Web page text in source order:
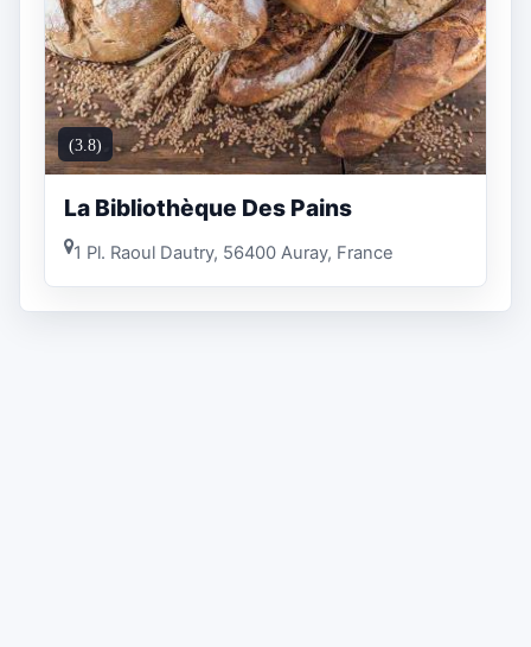
(3.8)
La Bibliothèque Des Pains
1 Pl. Raoul Dautry, 56400 Auray, France